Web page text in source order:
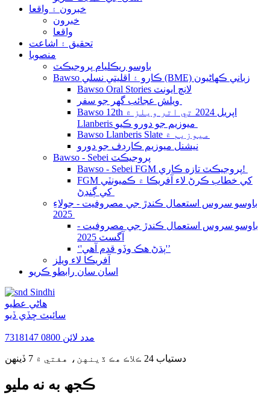
خبرون ۽ واقعا
خبرون
واقعا
تحقيق ۽ اشاعت
منصوبا
باوسو ريڪليام پروجيڪٽ
Bawso ڪارو ۽ اقليتي نسلي (BME) زباني ڪهاڻيون
Bawso Oral Stories لانچ ايونٽ
Bawso 12th اپريل 2024 تي اتر ويلز ۾
Bawso Llanberis Slate ميوزيم ۾
نيشنل ميوزيم ڪارڊف جو دورو
Bawso - Sebei پروجيڪٽ
Bawso - Sebei FGM پروجيڪٽ تازه ڪاري!
FGM کي خطاب ڪرڻ لاء آفريڪا ۾ ڪميونٽي
باوسو سروس استعمال ڪندڙ جي مصروفيت - جولاءِ
باوسو سروس استعمال ڪندڙ جي مصروفيت -
آگسٽ 2025
‘'ٻڌڻ هڪ وڏو قدم آهي'’
آفريڪا لاء ويلز
اسان سان رابطو ڪريو
Sindhi
هاڻي عطيو
سائيٽ ڇڏي ڏيو
مدد لائن
دستياب 24 ڪلاڪ هڪ ڏينهن، هفتي ۾ 7 ڏينهن
ڪجھ به نه مليو